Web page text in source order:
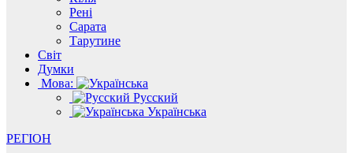
Рені
Сарата
Тарутине
Світ
Думки
Мова:
Русский
Українська
РЕГІОН